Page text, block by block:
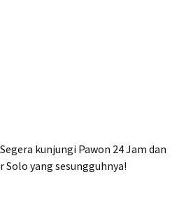
kunjungi Pawon 24 Jam dan
yang sesungguhnya!